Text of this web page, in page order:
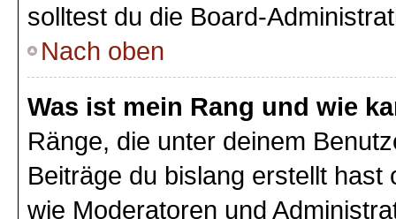
solltest du die Board-
Nach oben
Was ist mein Rang und wie
Ränge, die unter deinem
Beiträge du bislang erstellt
wie Moderatoren und